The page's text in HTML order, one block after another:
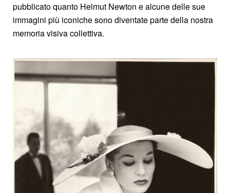
pubblicato quanto Helmut Newton e alcune delle sue
immagini più iconiche sono diventate parte della nostra
memoria visiva collettiva.